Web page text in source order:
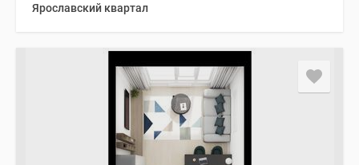
Ярославский квартал